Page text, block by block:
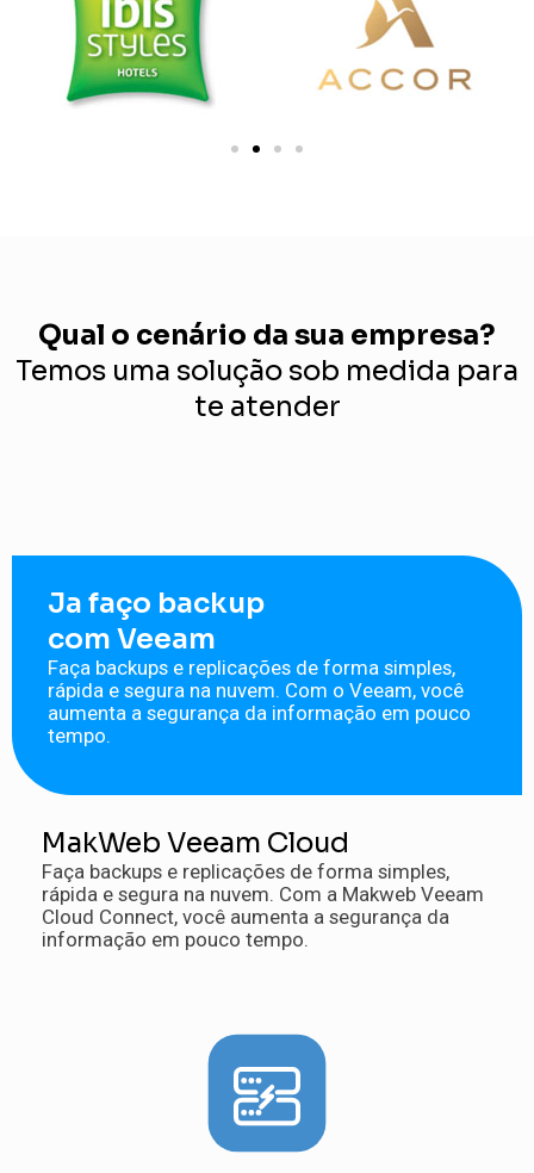
Qual o cenário da sua empresa?
Temos uma solução sob medida para
te atender
Ja faço backup
com Veeam
Faça backups e replicações de forma simples,
rápida e segura na nuvem. Com o Veeam, você
aumenta a segurança da informação em pouco
tempo.
MakWeb Veeam Cloud
Faça backups e replicações de forma simples,
rápida e segura na nuvem. Com a Makweb Veeam
Cloud Connect, você aumenta a segurança da
informação em pouco tempo.